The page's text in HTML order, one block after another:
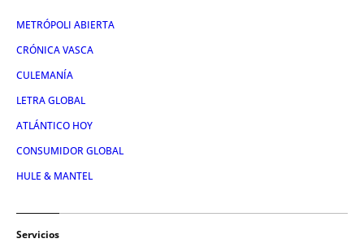
METRÓPOLI ABIERTA
CRÓNICA VASCA
CULEMANÍA
LETRA GLOBAL
ATLÁNTICO HOY
CONSUMIDOR GLOBAL
HULE & MANTEL
Servicios